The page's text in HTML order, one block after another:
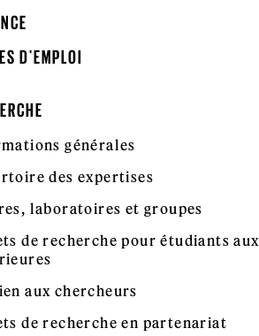
D'EMPLOI
générales
des expertises
laboratoires et groupes
de recherche pour étudiants
aux chercheurs
de recherche en partenariat